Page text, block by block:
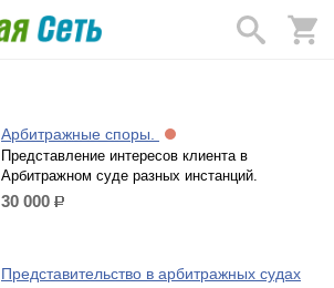
Арбитражные споры.
Представление интересов клиента в
Арбитражном суде разных инстанций.
30 000 р.
Представительство в арбитражных судах